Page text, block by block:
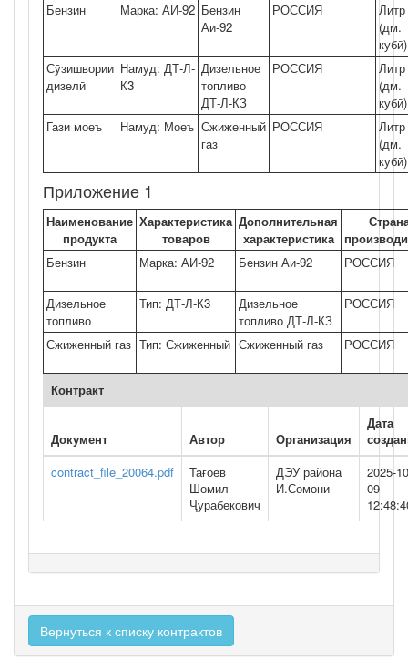
Бензин
Марка: АИ-92 Бензин
Аи-92
РОССИЯ
Литр
(дм.
кубӣ)
Сӯзишвории
дизелӣ
Намуд: ДТ-Л-
К3
Дизельное
топливо
ДТ-Л-КЗ
РОССИЯ
Литр
(дм.
кубӣ)
Гази моеъ
Намуд: Моеъ Сжиженный
газ
РОССИЯ
Литр
(дм.
кубӣ)
Приложение 1
Наименование
продукта
Характеристика
товаров
Дополнительная
характеристика
Бензин
Марка: АИ-92 Бензин Аи-92 РОССИЯ
Дизельное
топливо
Тип: ДТ-Л-К3
Дизельное
топливо ДТ-Л-КЗ
РОССИЯ
Сжиженный газ Тип: Сжиженный Сжиженный газ РОССИЯ
Контракт
Документ Автор Организация
Дата
contract_file_20064.pdf
Тағоев
Шомил
Ҷурабекович
ДЭУ района
И.Сомони
2025-
09
Вернуться к списку контрактов